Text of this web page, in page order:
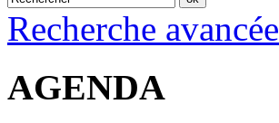
Recherche avancée
AGENDA